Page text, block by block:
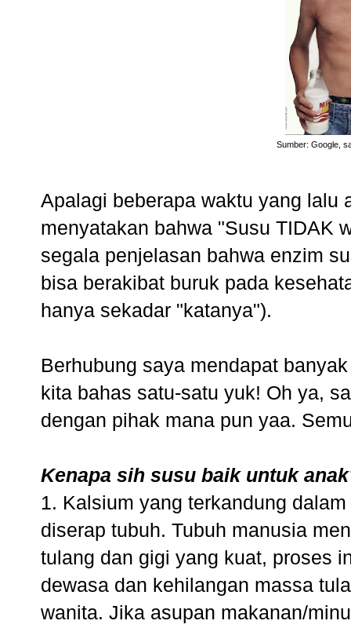
Sumber: Google,
Apalagi beberapa waktu yang lalu
menyatakan bahwa "Susu TIDAK
segala penjelasan bahwa enzim
bisa berakibat buruk pada
hanya sekadar "katanya").
Berhubung saya mendapat
kita bahas satu-satu yuk! Oh ya,
dengan pihak mana pun yaa.
Kenapa sih susu baik untuk
1. Kalsium yang terkandung
diserap tubuh. Tubuh manusia
tulang dan gigi yang kuat, proses
dewasa dan kehilangan massa
wanita. Jika asupan makanan/